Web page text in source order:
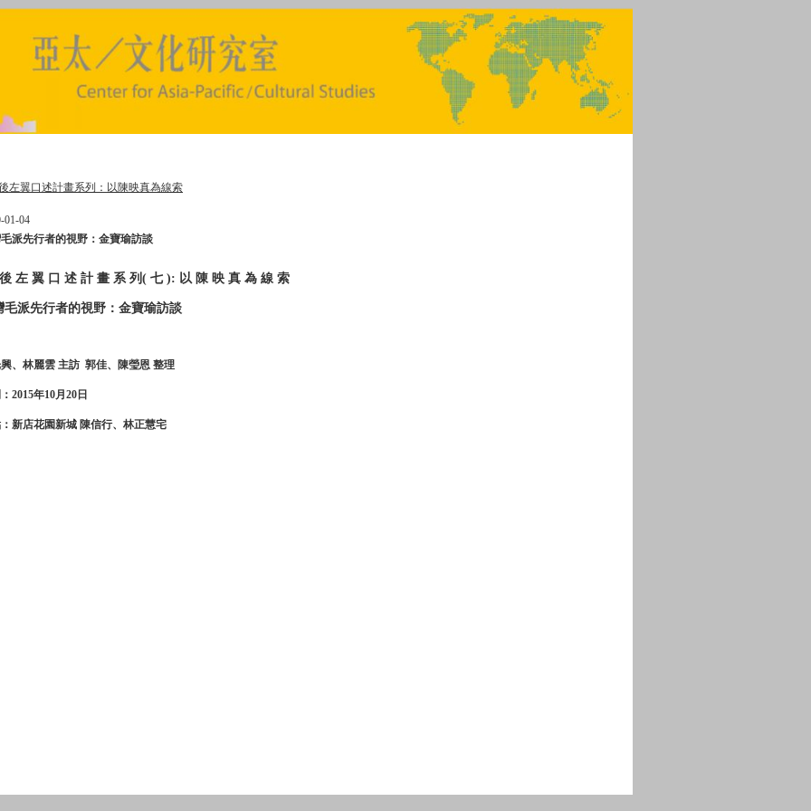
左翼口述計畫系列：以陳映真為線索
01-04
派先行者的視野：金寶瑜訪談
左 翼 口 述 計 畫 系 列( 七 ): 以 陳 映 真 為 線 索
毛派先行者的視野：金寶瑜訪談
、林麗雲 主訪 郭佳、陳瑩恩 整理
2015年10月20日
新店花園新城 陳信行、林正慧宅